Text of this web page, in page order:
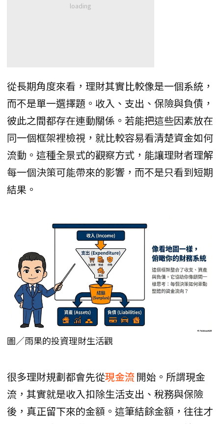
從長期角度來看，理財其實比較像是一個系統，
而不是單一選擇題。收入、支出、保險與負債，
彼此之間都存在連動關係。若能把這些因素放在
同一個框架裡檢視，就比較容易看清楚資金如何
流動。這種全景式的觀察方式，能讓理財者理解
每一個決策可能帶來的影響，而不是只看到短期
結果。
圖／雨果的投資理財生活觀
很多理財規劃都會先從現金流 開始。所謂現金
流，其實就是收入扣除生活支出、稅務與保險
後，真正留下來的金額。這筆結餘金額，往往才